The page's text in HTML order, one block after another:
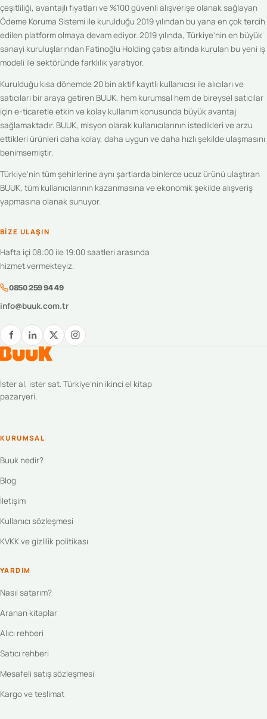
çeşitliliği, avantajlı fiyatları ve %100 güvenli alışverişe olanak sağlayan
Ödeme Koruma Sistemi ile kurulduğu 2019 yılından bu yana en çok tercih
edilen platform olmaya devam ediyor. 2019 yılında, Türkiye'nin en büyük
sanayi kuruluşlarından Fatinoğlu Holding çatısı altında kurulan bu yeni iş
modeli ile sektöründe farklılık yaratıyor.
Kurulduğu kısa dönemde 20 bin aktif kayıtlı kullanıcısı ile alıcıları ve
satıcıları bir araya getiren BUUK, hem kurumsal hem de bireysel satıcılar
için e-ticaretle etkin ve kolay kullanım konusunda büyük avantaj
sağlamaktadır. BUUK, misyon olarak kullanıcılarının istedikleri ve arzu
ettikleri ürünleri daha kolay, daha uygun ve daha hızlı şekilde ulaşmasını
benimsemiştir.
Türkiye'nin tüm şehirlerine aynı şartlarda binlerce ucuz ürünü ulaştıran
BUUK, tüm kullanıcılarının kazanmasına ve ekonomik şekilde alışveriş
yapmasına olanak sunuyor.
BIZE ULAŞIN
Hafta içi 08:00 ile 19:00 saatleri arasında
hizmet vermekteyiz.
0850 259 94 49
info@buuk.com.tr
İster al, ister sat. Türkiye’nin ikinci el kitap
pazaryeri.
KURUMSAL
Buuk nedir?
Blog
İletişim
Kullanıcı sözleşmesi
KVKK ve gizlilik politikası
YARDIM
Nasıl satarım?
Aranan kitaplar
Alıcı rehberi
Satıcı rehberi
Mesafeli satış sözleşmesi
Kargo ve teslimat